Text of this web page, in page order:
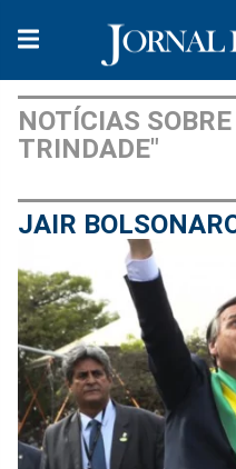
NOTÍCIAS
TRINDADE"
JAIR